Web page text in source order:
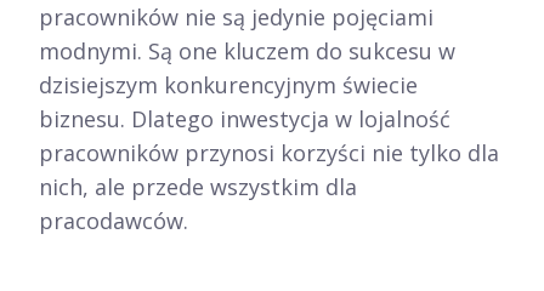
pracowników nie są jedynie pojęciami
modnymi. Są one kluczem do sukcesu w
dzisiejszym konkurencyjnym świecie
biznesu. Dlatego inwestycja w lojalność
pracowników przynosi korzyści nie tylko dla
nich, ale przede wszystkim dla
pracodawców.